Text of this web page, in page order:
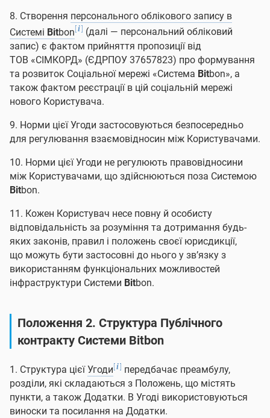
8. Створення персонального облікового запису в
Системі Bitbon[i] (далі — персональний обліковий
запис) є фактом прийняття пропозиції від
ТОВ «СІМКОРД» (ЄДРПОУ 37657823) про формування
та розвиток Соціальної мережі «Система Bitbon», а
також фактом реєстрації в цій соціальній мережі
нового Користувача.
9. Норми цієї Угоди застосовуються безпосередньо
для регулювання взаємовідносин між Користувачами.
10. Норми цієї Угоди не регулюють правовідносини
між Користувачами, що здійснюються поза Системою
Bitbon.
11. Кожен Користувач несе повну й особисту
відповідальність за розуміння та дотримання будь-
яких законів, правил і положень своєї юрисдикції,
що можуть бути застосовні до нього у зв’язку з
використанням функціональних можливостей
інфраструктури Системи Bitbon.
Положення 2. Структура Публічного
контракту Системи Bitbon
1. Структура цієїУгоди[i] передбачає преамбулу,
розділи, які складаються з Положень, що містять
пункти, а також Додатки. В Угоді використовуються
виноски та посилання на Додатки.